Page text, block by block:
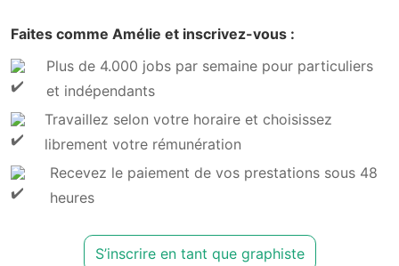
Faites comme Amélie et inscrivez-vous :
Plus de 4.000 jobs par semaine pour particuliers
et indépendants
Travaillez selon votre horaire et choisissez
librement votre rémunération
Recevez le paiement de vos prestations sous 48
heures
S’inscrire en tant que graphiste